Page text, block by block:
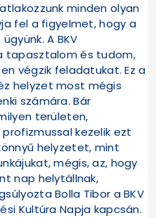
minden olyan
fel a figyelmet, hogy a
A BKV
tapasztalom és tudom,
végzik feladatukat. Ez a
helyzet most mégis
számára. Bár
területen,
kezelik ezt
helyzetet, mint
mégis, az, hogy
nap helytállnak,
Bolla Tibor a BKV
Kultúra Napja kapcsán.